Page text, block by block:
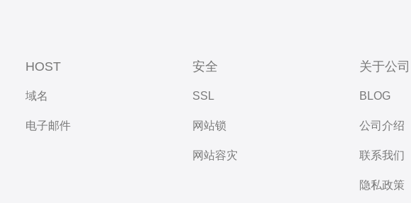
HOST
域名
电子邮件
安全
SSL
网站锁
网站容灾
关于公司
BLOG
公司介绍
联系我们
隐私政策